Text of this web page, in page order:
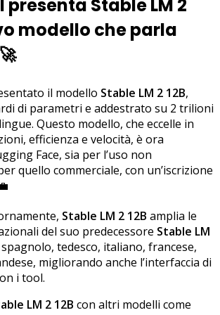
Stable LM 2
modello che parla
il modello Stable LM 2 12B,
di parametri e addestrato su 2 trilioni
Questo modello, che eccelle in
efficienza e velocità, è ora
Face, sia per l’uso non
quello commerciale, con un’iscrizione
Stable LM 2 12B amplia le
del suo predecessore Stable LM
tedesco, italiano, francese,
migliorando anche l’interfaccia di
i tool.
LM 2 12B con altri modelli come